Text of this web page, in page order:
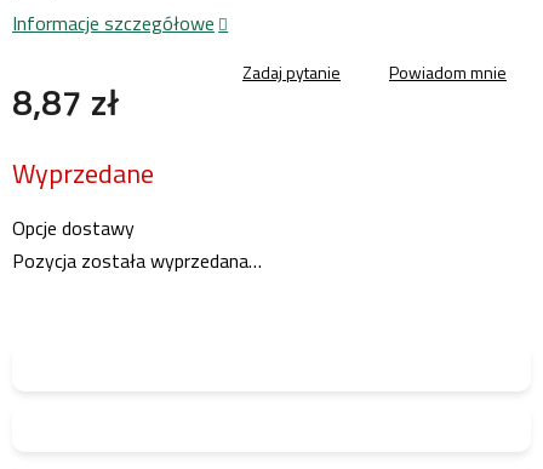
8,87 zł
jednostkowa:
Wyprzedane
Opcje dostawy
Pozycja została wyprzedana…
Informacje szczegółowe
Zadaj pytanie Powiadom mnie